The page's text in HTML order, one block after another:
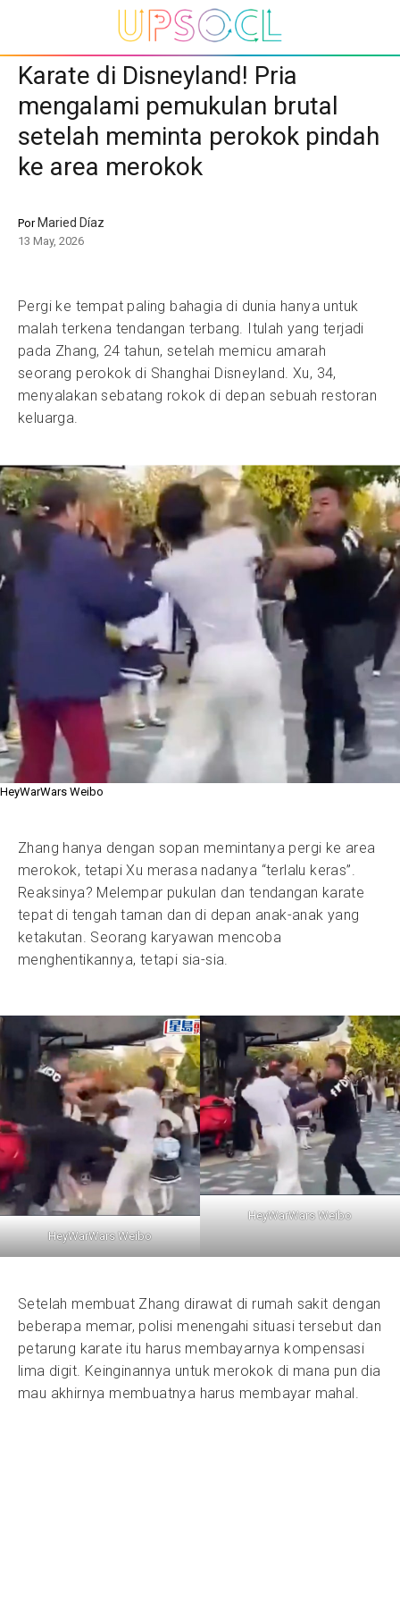
Karate di Disneyland! Pria
mengalami pemukulan brutal
setelah meminta perokok pindah
ke area merokok
Por Maried Díaz
13 May, 2026
Pergi ke tempat paling bahagia di dunia hanya untuk
malah terkena tendangan terbang. Itulah yang terjadi
pada Zhang, 24 tahun, setelah memicu amarah
seorang perokok di Shanghai Disneyland. Xu, 34,
menyalakan sebatang rokok di depan sebuah restoran
keluarga.
HeyWarWars Weibo
Zhang hanya dengan sopan memintanya pergi ke area
merokok, tetapi Xu merasa nadanya “terlalu keras”.
Reaksinya? Melempar pukulan dan tendangan karate
tepat di tengah taman dan di depan anak-anak yang
ketakutan. Seorang karyawan mencoba
menghentikannya, tetapi sia-sia.
HeyWarWars Weibo
HeyWarWars Weibo
Setelah membuat Zhang dirawat di rumah sakit dengan
beberapa memar, polisi menengahi situasi tersebut dan
petarung karate itu harus membayarnya kompensasi
lima digit. Keinginannya untuk merokok di mana pun dia
mau akhirnya membuatnya harus membayar mahal.